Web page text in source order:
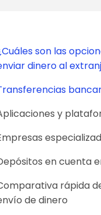
son las
dinero al
y
en cuenta
rápida
de dinero